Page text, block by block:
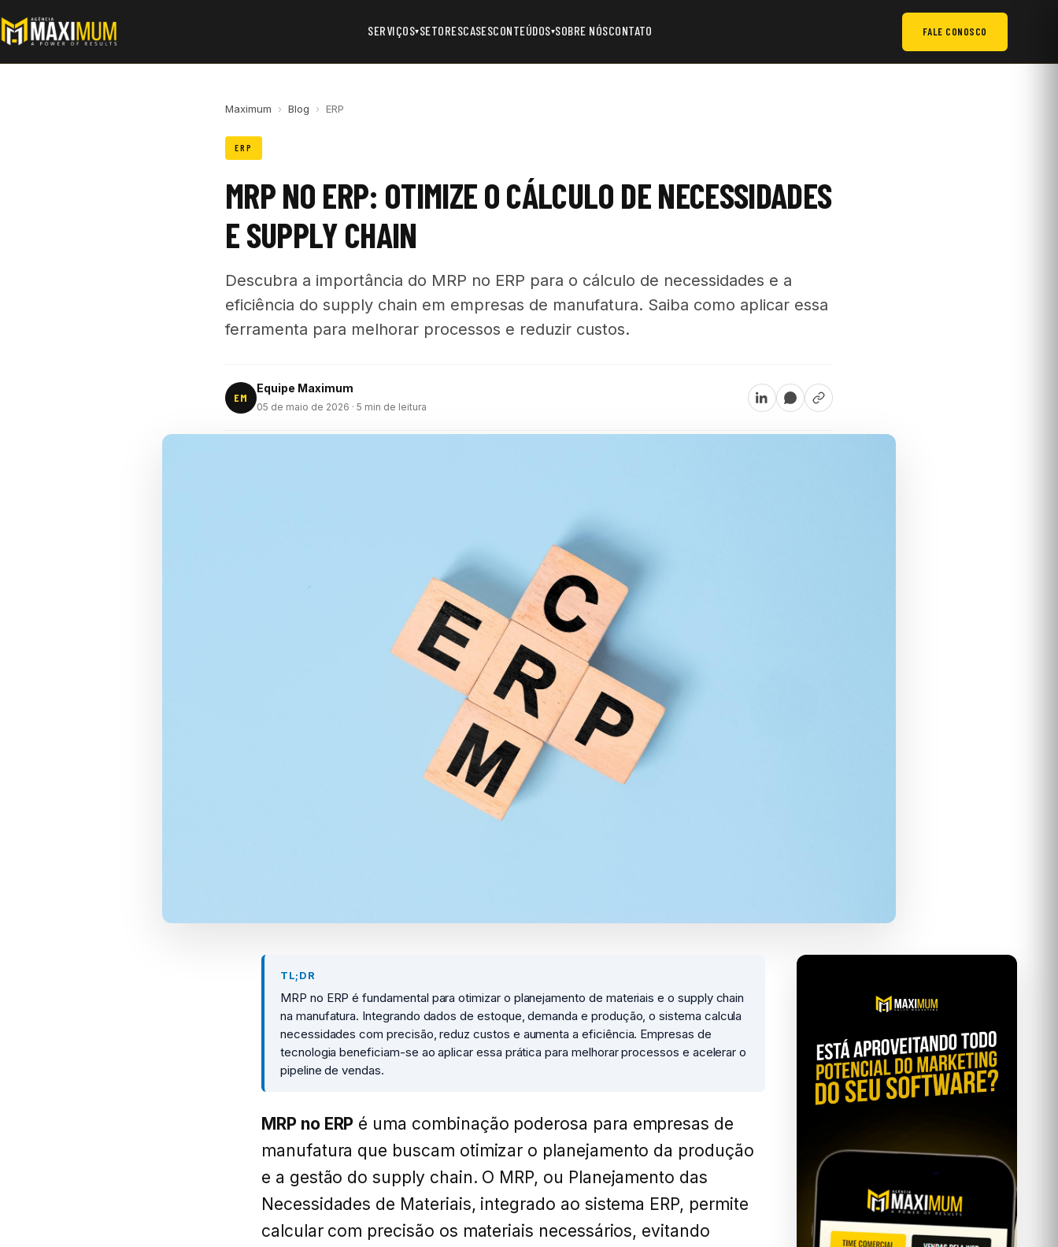
SERVIÇOS▾SETORESCASESCONTEÚDOS▾SOBRE NÓSCONTATO FALE CONOSCO
Maximum › Blog › ERP
ERP
MRP NO ERP: OTIMIZE O CÁLCULO DE NECESSIDADES
E SUPPLY CHAIN
Descubra a importância do MRP no ERP para o cálculo de necessidades e a
eficiência do supply chain em empresas de manufatura. Saiba como aplicar essa
ferramenta para melhorar processos e reduzir custos.
EM
Equipe Maximum
05 de maio de 2026 · 5 min de leitura
TL;DR
MRP no ERP é fundamental para otimizar o planejamento de materiais e o supply chain
na manufatura. Integrando dados de estoque, demanda e produção, o sistema calcula
necessidades com precisão, reduz custos e aumenta a eficiência. Empresas de
tecnologia beneficiam-se ao aplicar essa prática para melhorar processos e acelerar o
pipeline de vendas.
MRP no ERP é uma combinação poderosa para empresas de
manufatura que buscam otimizar o planejamento da produção
e a gestão do supply chain. O MRP, ou Planejamento das
Necessidades de Materiais, integrado ao sistema ERP, permite
calcular com precisão os materiais necessários, evitando